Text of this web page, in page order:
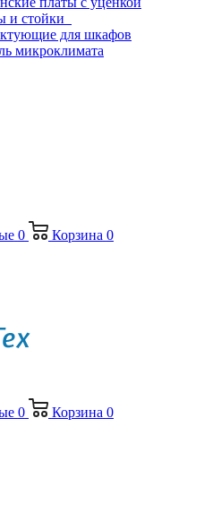
стойки
для шкафов
микроклимата
0 Корзина 0
0 Корзина 0